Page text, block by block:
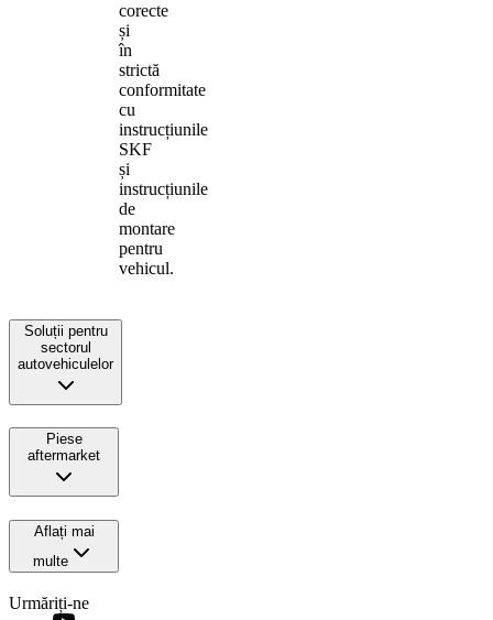
corecte
și
în
strictă
conformitate
cu
instrucțiunile
SKF
și
instrucțiunile
de
montare
pentru
vehicul.
Soluții pentru
sectorul
autovehiculelor
Piese
aftermarket
Aflați mai
multe
Urmăriți-ne